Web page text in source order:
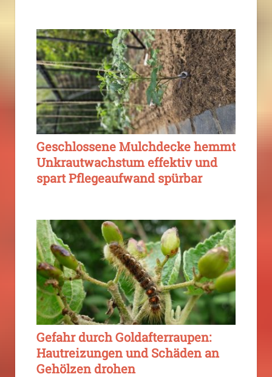
Geschlossene Mulchdecke hemmt
Unkrautwachstum effektiv und
spart Pflegeaufwand spürbar
Gefahr durch Goldafterraupen:
Hautreizungen und Schäden an
Gehölzen drohen